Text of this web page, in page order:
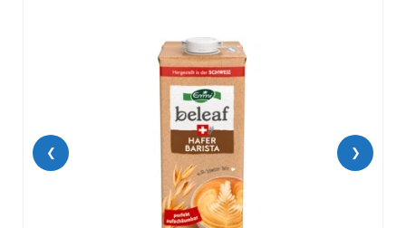
❮ ❯